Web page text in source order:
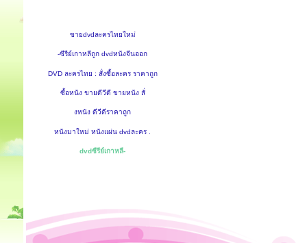
ขายdvdละครไทยใหม่
-ซีรีย์เกาหลีถูก dvdหนังจีนออก
DVD ละครไทย : สั่งซื้อละคร ราคาถูก
ซื้อหนัง ขายดีวีดี ขายหนัง สั่
งหนัง ดีวีดีราคาถูก
หนังมาใหม่ หนังแผ่น dvdละคร .
dvdซีรีย์เกาหลี-